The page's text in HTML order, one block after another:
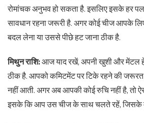
रोमांचक अनुभव हो सकता है. इसलिए इसके हर
सावधान रहना जरूरी है. अगर कोई चीज आपके
बदल लेना या उससे पीछे हट जाना ठीक है.
मिथुन राशि:आज याद रखें, अपनी खुशी और मेंटल
ठीक है. आपको कमिटमेंट पर टिके रहने की
नहीं आती. अगर अब आपकी कोई रुचि नहीं है, तो
इसके कि आप उस चीज के साथ चलते रहें, जिसके